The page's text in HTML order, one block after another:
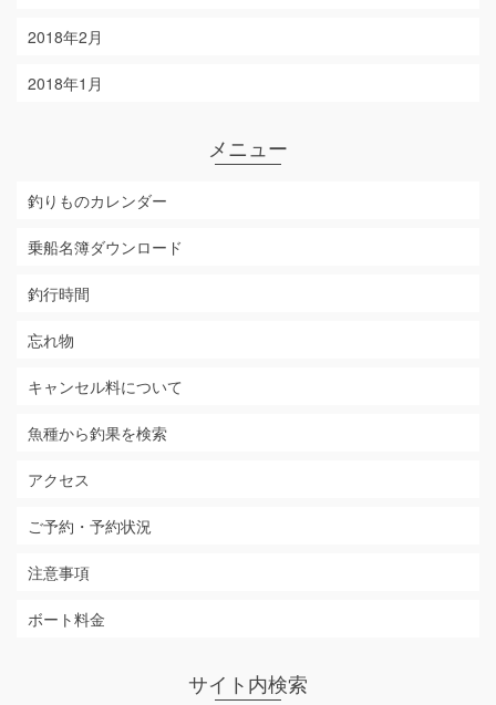
2018年2月
2018年1月
メニュー
釣りものカレンダー
乗船名簿ダウンロード
釣行時間
忘れ物
キャンセル料について
魚種から釣果を検索
アクセス
ご予約・予約状況
注意事項
ボート料金
サイト内検索